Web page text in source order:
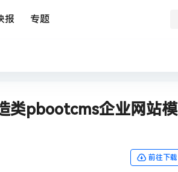
报 专题
类pbootcms企业网站模
前往下载